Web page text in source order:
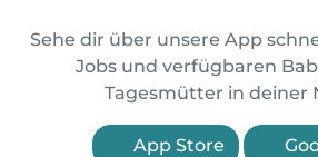
Sehe dir über unsere App
Jobs und verfügbaren
Tagesmütter in deiner
App Store